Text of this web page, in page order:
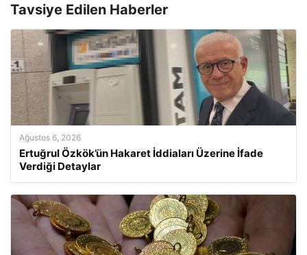
Tavsiye Edilen Haberler
Ağustos 6, 2026
Ertuğrul Özkök’ün Hakaret İddiaları Üzerine İfade
Verdiği Detaylar